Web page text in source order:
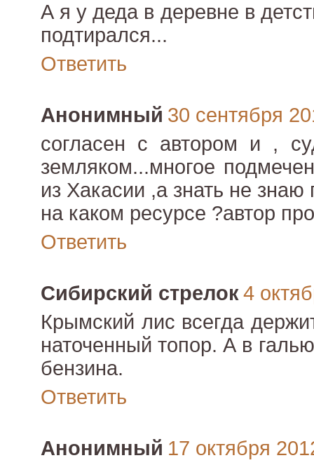
А я у деда в деревне в
подтирался...
Ответить
Анонимный 30 сентября
согласен с автором и ,
земляком...многое
из Хакасии ,а знать не знаю
на каком ресурсе ?автор
Ответить
Сибирский стрелок4
Крымский лис всегда
наточенный топор. А в
бензина.
Ответить
Анонимный 17 октября